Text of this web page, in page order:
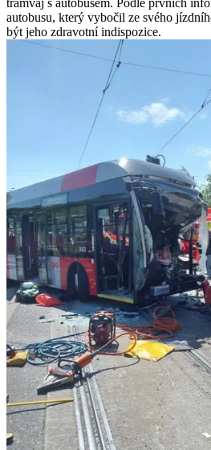
autobusu, který vybočil ze svého
být jeho zdravotní indispozice.